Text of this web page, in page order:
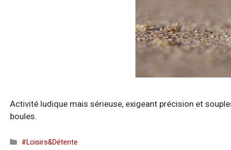
Activité ludique mais sérieuse, exigeant précision et
boules.
Catégories
#Loisirs&Détente